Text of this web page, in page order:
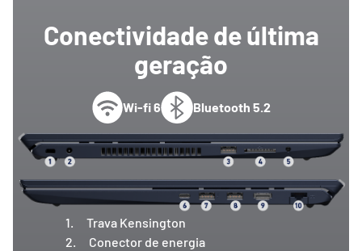
Conectividade de última
geração
Wi-fi 6 Bluetooth 5.2
1.
Trava Kensington
2.
Conector de energia